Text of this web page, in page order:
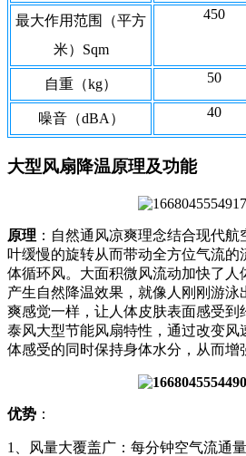
最大作用范围（平方
米）Sqm
450
自重（kg） 50
噪音（dBA） 40
大型风扇降温原理及功能
原理 ：自然通风凉爽理念结合现代
叶缓慢的旋转从而带动全方位气流的
体循环风。大面积微风流动加快了人
产生自然降温效果，就像人刚刚游
爽感觉一样，让人体皮肤表面感受
泰风大型节能风扇特性，通过改变风
体感受的同时保持身体水分，从而增
优势 ：
1、风量大覆盖广：每分钟空气流通